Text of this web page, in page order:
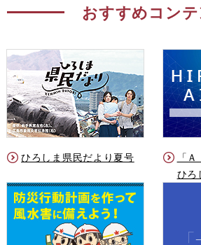
おすすめコン
ひろしま県民だより夏号
「
ひろ